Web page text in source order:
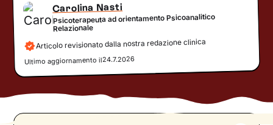
Carolina Nasti
Psicoterapeuta ad orientamento Psicoanalitico
Relazionale
Articolo revisionato dalla nostra redazione clinica
Ultimo aggiornamento il24.7.2026